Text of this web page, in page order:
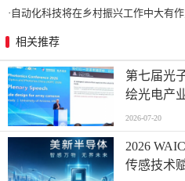
· 自动化科技将在乡村振兴工作中大有作为|《关于做好
相关推荐
第七届光
绘光电产
2026-07-20
2026
传感技术